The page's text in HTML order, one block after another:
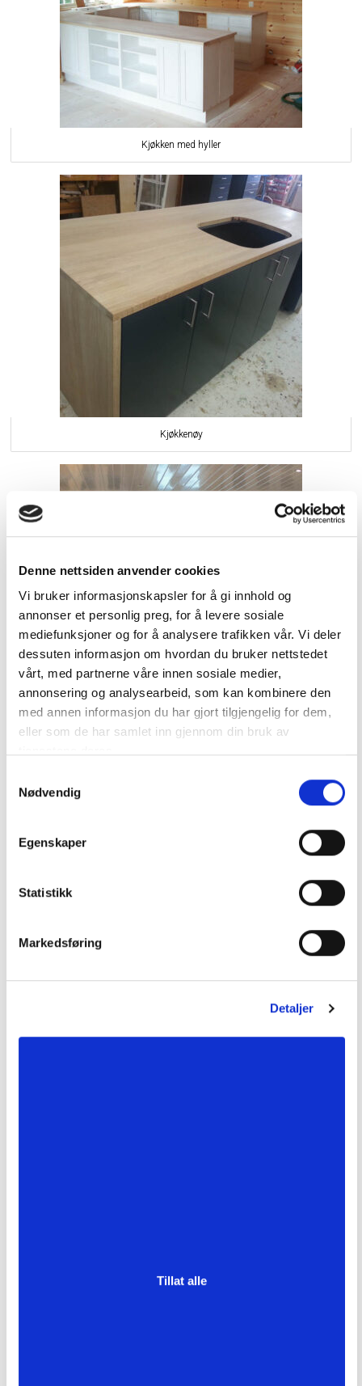
Denne nettsiden anvender cookies
Vi bruker informasjonskapsler for å gi innhold og
annonser et personlig preg, for å levere sosiale
mediefunksjoner og for å analysere trafikken vår. Vi deler
dessuten informasjon om hvordan du bruker nettstedet
vårt, med partnerne våre innen sosiale medier,
annonsering og analysearbeid, som kan kombinere den
med annen informasjon du har gjort tilgjengelig for dem,
eller som de har samlet inn gjennom din bruk av
Nødvendig
Egenskaper
Statistikk
Markedsføring
Detaljer
Tillat alle
Kjøkken med hyller
Kjøkkenøy